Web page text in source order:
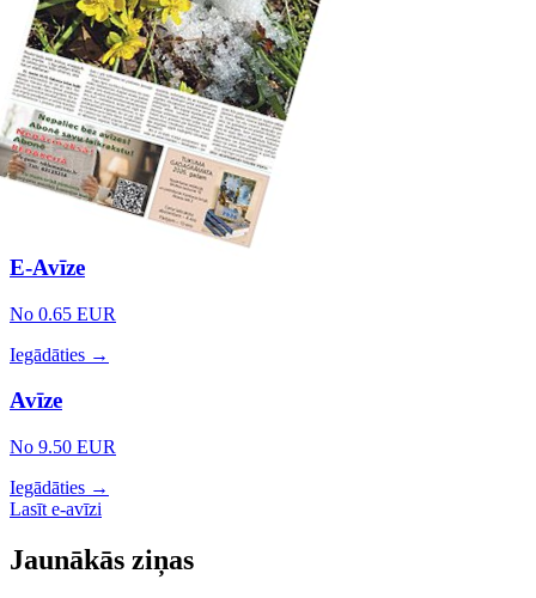
E-Avīze
No 0.65 EUR
Iegādāties →
Avīze
No 9.50 EUR
Iegādāties →
Lasīt e-avīzi
Jaunākās ziņas